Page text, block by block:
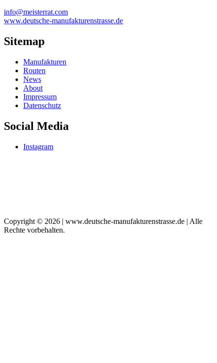
info@meisterrat.com
www.deutsche-manufakturenstrasse.de
Sitemap
Manufakturen
Routen
News
About
Impressum
Datenschutz
Social Media
Instagram
Copyright © 2026 | www.deutsche-manufakturenstrasse.de | Alle
Rechte vorbehalten.